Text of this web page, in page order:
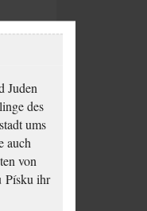
Juden
des
ums
auch
von
Písku ihr